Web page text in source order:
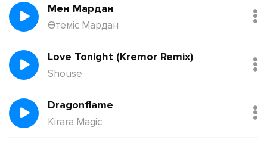
Мен Мардан
Өтеміс Мардан
Love Tonight (Kremor Remix)
Shouse
Dragonflame
Kirara Magic